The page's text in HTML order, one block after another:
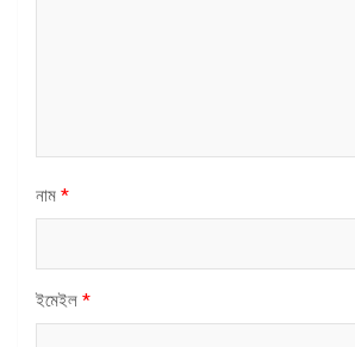
নাম *
ইমেইল *